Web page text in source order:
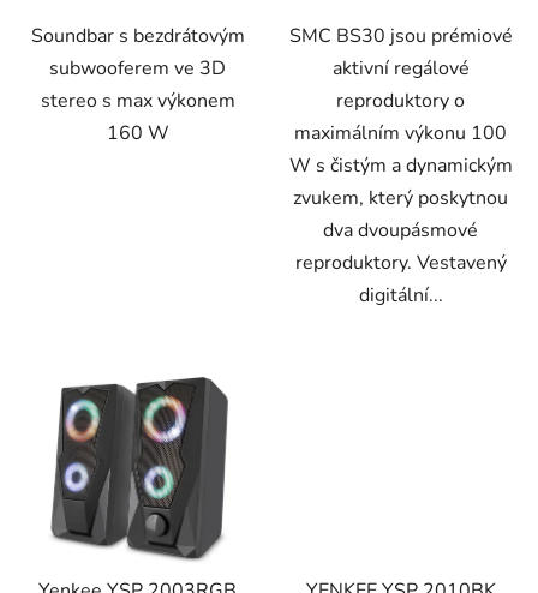
Soundbar s bezdrátovým
subwooferem ve 3D
stereo s max výkonem
160 W
SMC BS30 jsou prémiové
aktivní regálové
reproduktory o
maximálním výkonu 100
W s čistým a dynamickým
zvukem, který poskytnou
dva dvoupásmové
reproduktory. Vestavený
digitální...